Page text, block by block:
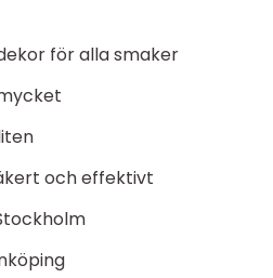
för alla smaker
och effektivt